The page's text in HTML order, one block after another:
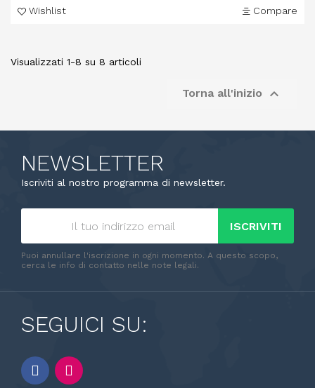
Wishlist Compare
Visualizzati 1-8 su 8 articoli
Torna all'inizio 
NEWSLETTER
Iscriviti al nostro programma di newsletter.
ISCRIVITI
Puoi annullare l'iscrizione in ogni momento. A questo scopo,
cerca le info di contatto nelle note legali.
SEGUICI SU: